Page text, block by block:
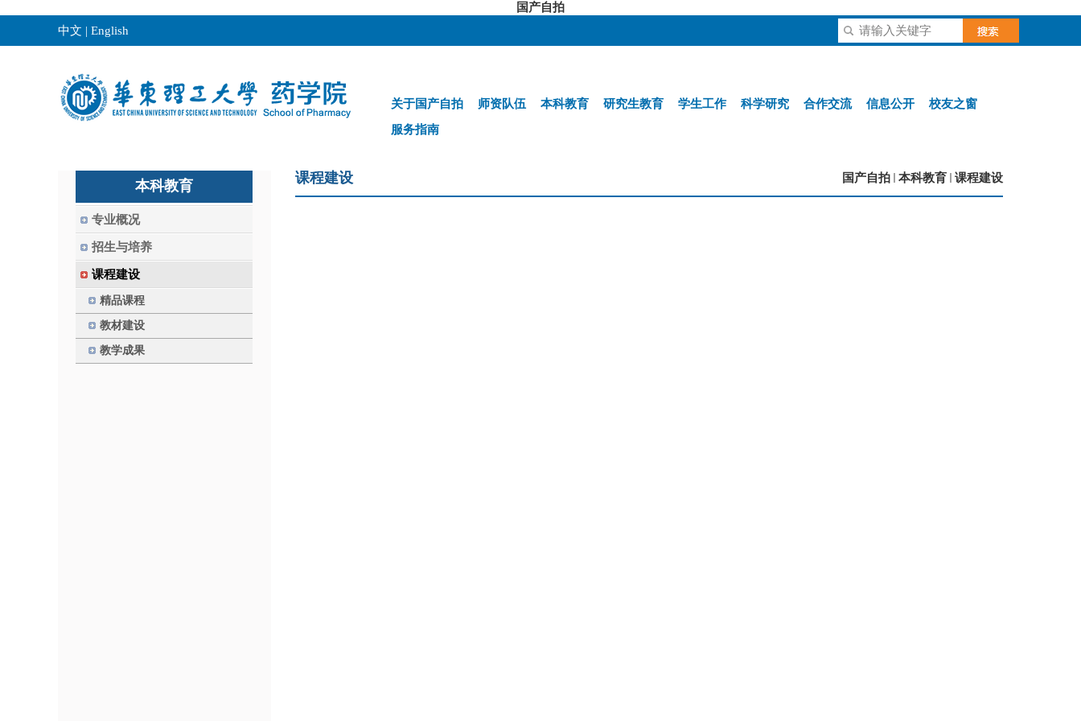
国产自拍
中文 | English
关于国产自拍 师资队伍 本科教育 研究生教育 学生工作 科学研究 合作交流 信息公开
校友之窗
服务指南
本科教育
专业概况
招生与培养
课程建设
精品课程
教材建设
教学成果
课程建设 国产自拍 本科教育 课程建设